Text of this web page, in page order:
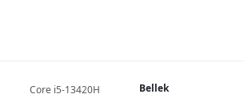
Core i5-13420H Bellek